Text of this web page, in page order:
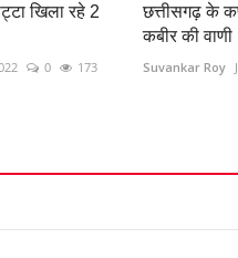
खिला रहे 2
0 173
छत्तीसगढ़ के
कबीर की
Suvankar Roy